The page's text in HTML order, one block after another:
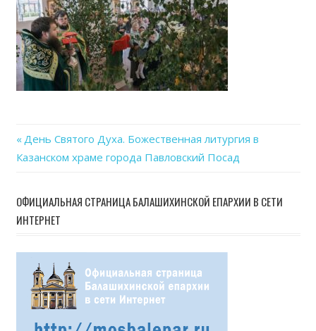
Навигация
записям
Previous
Post:
День Святого Духа. Божественная литургия в
Казанском храме города Павловский Посад
ОФИЦИАЛЬНАЯ СТРАНИЦА БАЛАШИХИНСКОЙ ЕПАРХИИ В СЕТИ
ИНТЕРНЕТ